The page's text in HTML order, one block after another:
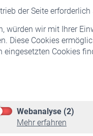
der Seite erforderlich
würden wir mit Ihrer
Diese Cookies
Cookies
Webanalyse (2)
Mehr erfahren
beantragen